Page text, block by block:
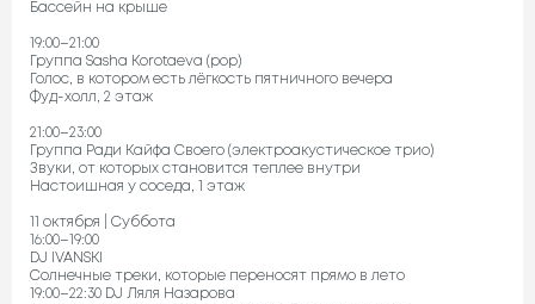
Бассейн на крыше
19:00–21:00
Группа Sasha Korotaeva (pop)
Голос, в котором есть лёгкость пятничного вечера
Фуд-холл, 2 этаж
21:00–23:00
Группа Ради Кайфа Своего (электроакустическое трио)
Звуки, от которых становится теплее внутри
Настоишная у соседа, 1 этаж
11 октября | Суббота
16:00–19:00
DJ IVANSKI
Солнечные треки, которые переносят прямо в лето
19:00–22:30 DJ Ляля Назарова